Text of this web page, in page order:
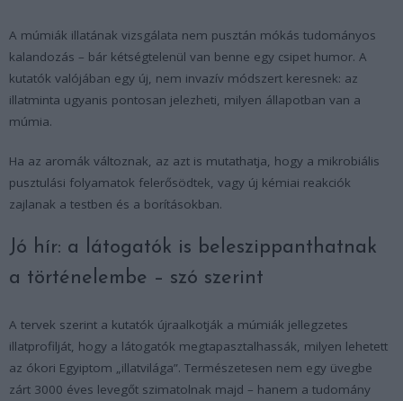
A múmiák illatának vizsgálata nem pusztán mókás tudományos
kalandozás – bár kétségtelenül van benne egy csipet humor. A
kutatók valójában egy új, nem invazív módszert keresnek: az
illatminta ugyanis pontosan jelezheti, milyen állapotban van a
múmia.
Ha az aromák változnak, az azt is mutathatja, hogy a mikrobiális
pusztulási folyamatok felerősödtek, vagy új kémiai reakciók
zajlanak a testben és a borításokban.
Jó hír: a látogatók is beleszippanthatnak
a történelembe – szó szerint
A tervek szerint a kutatók újraalkotják a múmiák jellegzetes
illatprofilját, hogy a látogatók megtapasztalhassák, milyen lehetett
az ókori Egyiptom „illatvilága”. Természetesen nem egy üvegbe
zárt 3000 éves levegőt szimatolnak majd – hanem a tudomány